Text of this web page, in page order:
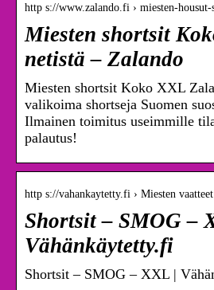
http s://www.zalando.fi › miesten-housut-
Miesten shortsit
netistä – Zalando
Miesten shortsit Koko XXL
valikoima shortseja Suomen
Ilmainen toimitus useimmille
palautus!
http s://vahankaytetty.fi › Miesten vaatteet
Shortsit – SMOG –
Vähänkäytetty.fi
Shortsit – SMOG – XXL |